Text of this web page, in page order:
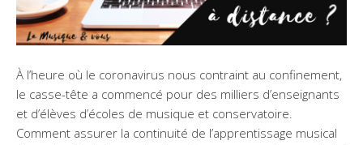
À l’heure où le coronavirus nous contraint au confinement,
le casse-tête a commencé pour des milliers d’enseignants
et d’élèves d’écoles de musique et conservatoire.
Comment assurer la continuité de l’apprentissage musical